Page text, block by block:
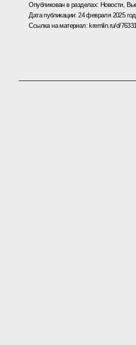
Опубликован в разделах: Новости,
Дата публикации: 24 февраля 2025
Ссылка на материал:kremlin.ru/d/76331